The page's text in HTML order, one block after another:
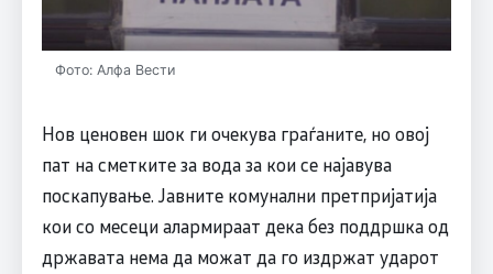
Фото: Алфа Вести
Нов ценовен шок ги очекува граѓаните, но овој
пат на сметките за вода за кои се најавува
поскапување. Јавните комунални претпријатија
кои со месеци алармираат дека без поддршка од
државата нема да можат да го издржат ударот